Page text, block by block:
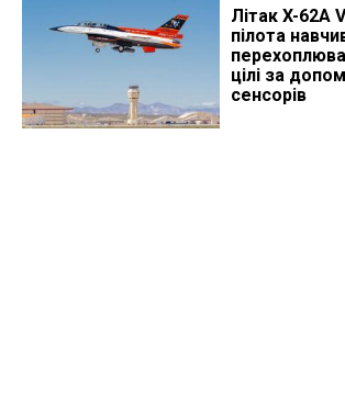
Літак X-62A
пілота
цілі за
сенсорів